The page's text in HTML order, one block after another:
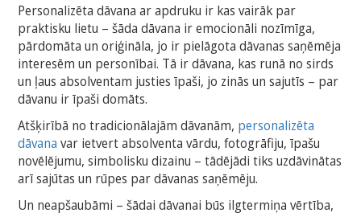
Personalizēta dāvana ar apdruku ir kas vairāk par
praktisku lietu – šāda dāvana ir emocionāli nozīmīga,
pārdomāta un oriģināla, jo ir pielāgota dāvanas saņēmēja
interesēm un personībai. Tā ir dāvana, kas runā no sirds
un ļaus absolventam justies īpaši, jo zinās un sajutīs – par
dāvanu ir īpaši domāts.
Atšķirībā no tradicionālajām dāvanām, personalizēta
dāvana var ietvert absolventa vārdu, fotogrāfiju, īpašu
novēlējumu, simbolisku dizainu – tādējādi tiks uzdāvinātas
arī sajūtas un rūpes par dāvanas saņēmēju.
Un neapšaubāmi – šādai dāvanai būs ilgtermiņa vērtība,